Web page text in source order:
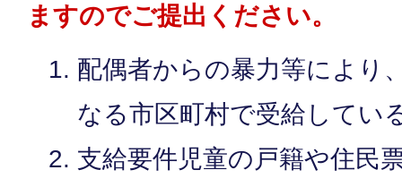
ますのでご提出ください。
配偶者からの暴力等により
なる市区町村で受給してい
支給要件児童の戸籍や住民